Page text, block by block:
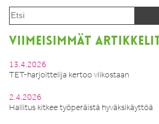
VIIMEISIMMÄT ARTIKKELIT
13.4.2026
TET-harjoittelija kertoo viikostaan
2.4.2026
Hallitus kitkee työperäistä hyväksikäyttöä